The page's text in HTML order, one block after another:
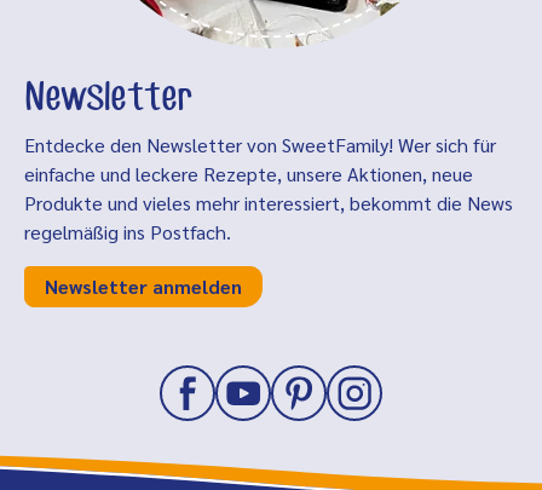
Newsletter
Entdecke den Newsletter von SweetFamily! Wer sich für
einfache und leckere Rezepte, unsere Aktionen, neue
Produkte und vieles mehr interessiert, bekommt die News
regelmäßig ins Postfach.
Newsletter anmelden